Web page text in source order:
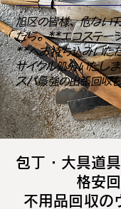
旭区の皆様、危ない
たら。**エコステー
**へお持ち込みいた
サイクル処分いたし
スパ最強の出張回収
包丁・大具道
格安
不用品回収の